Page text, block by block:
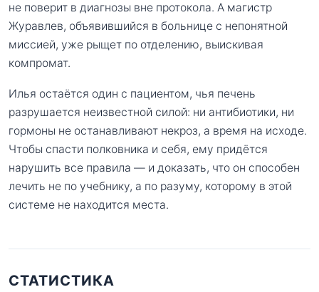
не поверит в диагнозы вне протокола. А магистр
Журавлев, объявившийся в больнице с непонятной
миссией, уже рыщет по отделению, выискивая
компромат.
Илья остаётся один с пациентом, чья печень
разрушается неизвестной силой: ни антибиотики, ни
гормоны не останавливают некроз, а время на исходе.
Чтобы спасти полковника и себя, ему придётся
нарушить все правила — и доказать, что он способен
лечить не по учебнику, а по разуму, которому в этой
системе не находится места.
СТАТИСТИКА